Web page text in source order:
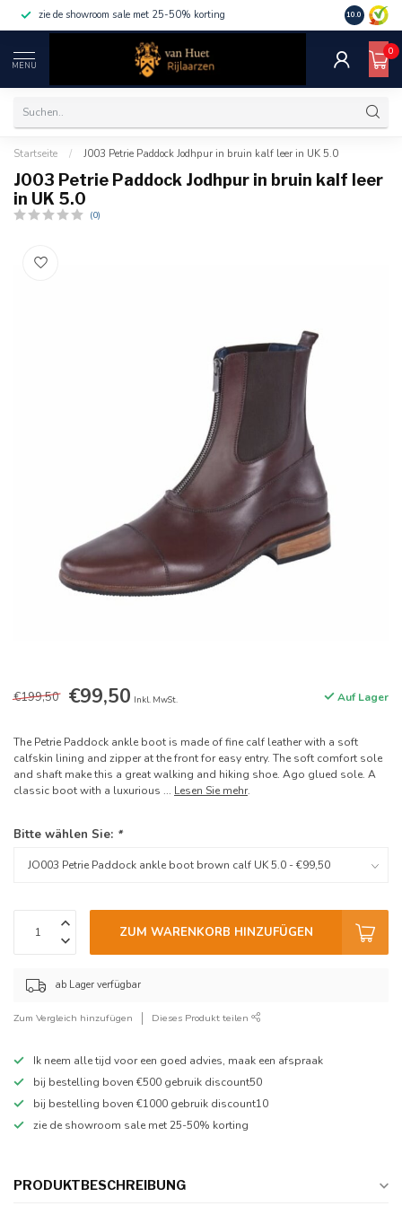
zie de showroom sale met 25-50% korting 10.0
MENU
0
Startseite / J003 Petrie Paddock Jodhpur in bruin kalf leer in UK 5.0
J003 Petrie Paddock Jodhpur in bruin kalf leer
in UK 5.0
(0)
€199,50 €99,50 Inkl. MwSt. Auf Lager
The Petrie Paddock ankle boot is made of fine calf leather with a soft
calfskin lining and zipper at the front for easy entry. The soft comfort sole
and shaft make this a great walking and hiking shoe. Ago glued sole. A
classic boot with a luxurious ... Lesen Sie mehr.
Bitte wählen Sie: *
ZUM WARENKORB HINZUFÜGEN
ab Lager verfügbar
Zum Vergleich hinzufügen Dieses Produkt teilen
Ik neem alle tijd voor een goed advies, maak een afspraak
bij bestelling boven €500 gebruik discount50
bij bestelling boven €1000 gebruik discount10
zie de showroom sale met 25-50% korting
PRODUKTBESCHREIBUNG